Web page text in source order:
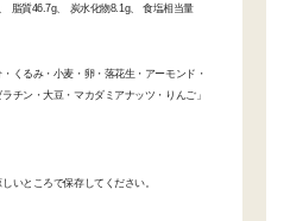
脂質46.7g、 炭水化物8.1g、 食塩相当量
くるみ・小麦・卵・落花生・アーモンド・
チン・大豆・マカダミアナッツ・りんご」
いところで保存してください。